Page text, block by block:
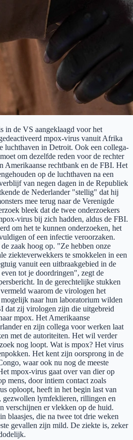
in de VS aangeklaagd voor het
mpox-virus vanuit Afrika
luchthaven in Detroit. Ook een collega-
om dezelfde reden voor de rechter
Amerikaanse rechtbank en de FBI. Het
op de luchthaven na een
van negen dagen in de Republiek
de Nederlander "stellig" dat hij
mee terug naar de Verenigde
bleek dat de twee onderzoekers
virus bij zich hadden, aldus de FBI.
om het te kunnen onderzoeken, het
of een infectie veroorzaken.
zaak hoog op. "Ze hebben onze
ziekteverwekkers te smokkelen in een
vanuit een uitbraakgebied in de
tot je doordringen", zegt de
In de gerechtelijke stukken
waarom de virologen het
naar hun laboratorium wilden
dat zij virologen zijn die uitgebreid
mpox. Het Amerikaanse
en zijn collega voor werken laat
met de autoriteiten. Het wil verder
nog loopt. Wat is mpox? Het virus
Het kent zijn oorsprong in de
waar ook nu nog de meeste
mpox-virus gaat over van dier op
mens, door intiem contact zoals
oploopt, heeft in het begin last van
lymfeklieren, rillingen en
verschijnen er vlekken op de huid.
blaasjes, die na twee tot drie weken
gevallen zijn mild. De ziekte is, zeker